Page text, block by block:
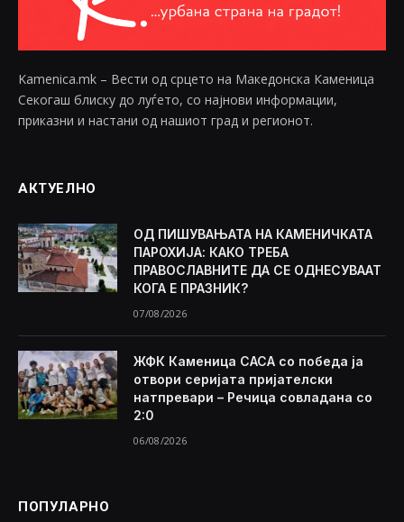
Kamenica.mk – Вести од срцето на Македонска Каменица
Секогаш блиску до луѓето, со најнови информации,
приказни и настани од нашиот град и регионот.
АКТУЕЛНО
ОД ПИШУВАЊАТА НА КАМЕНИЧКАТА
ПАРОХИЈА: КАКО ТРЕБА
ПРАВОСЛАВНИТЕ ДА СЕ ОДНЕСУВААТ
КОГА Е ПРАЗНИК?
07/08/2026
ЖФК Каменица САСА со победа ја
отвори серијата пријателски
натпревари – Речица совладана со
2:0
06/08/2026
ПОПУЛАРНО